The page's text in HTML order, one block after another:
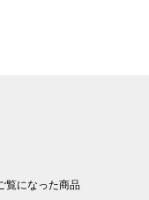
覧になった商品